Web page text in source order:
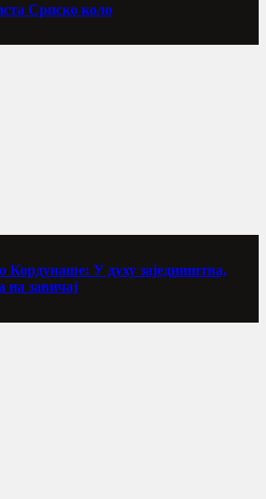
Српско коло
Кордунаше: У духу заједништва,
на завичај